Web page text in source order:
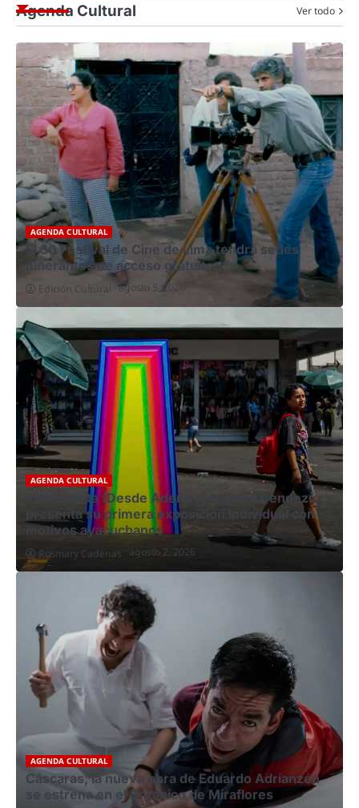
Agenda Cultural Ver todo
AGENDA CULTURAL
El 30 Festival de Cine de Lima tendrá sedes
itinerantes de acceso gratuito
Edición Cultural agosto 5, 2026
AGENDA CULTURAL
«Ukumanta (Desde Adentro)»: Irene Bendezú
presenta su primera exposición individual con
motivos ayacuchanos
Rosmary Cadenas agosto 2, 2026
AGENDA CULTURAL
Cáscaras, la nueva obra de Eduardo Adrianzén
se estrena en el Británico de Miraflores